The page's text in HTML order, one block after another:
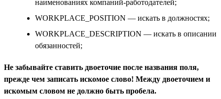
наименованиях компаний-работодателей;
WORKPLACE_POSITION — искать в должностях;
WORKPLACE_DESCRIPTION — искать в описании
обязанностей;
Не забывайте ставить двоеточие после названия поля,
прежде чем записать искомое слово! Между двоеточием и
искомым словом не должно быть пробела.